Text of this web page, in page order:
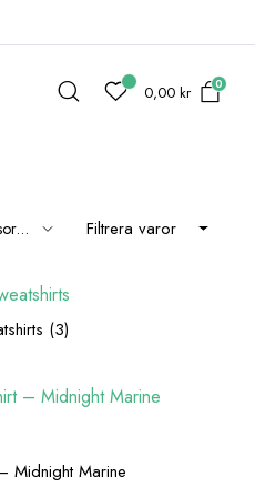
0,00kr 0
Filtrera varor
(3)
Midnight Marine